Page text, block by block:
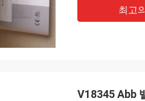
최고
V18345 Abb